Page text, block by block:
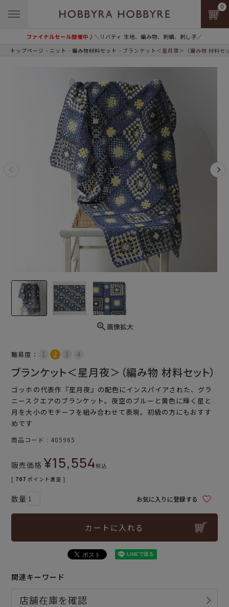
ファイナルセール開催中♪＼リバティ 生地、編み物、刺繍、刺し子／
0
トップページ ニット 編み物材料セット ブランケット＜星月夜＞（編み物 材料セ
画像拡大
難易度：
ブランケット＜星月夜＞（編み物 材料セット）
ゴッホの代表作『星月夜』の配色にインスパイアされた、グラ
ニースクエアのブランケット。夜空のブルーと黄色に輝く星と
月を大小のモチーフを組み合わせて表現。初級の方にもおすす
めです
商品コード 405965
販売価格 ¥15,554税込
[ 707 ポイント進呈 ]
お気に入りに登録する
カートに入れる
関連キーワード